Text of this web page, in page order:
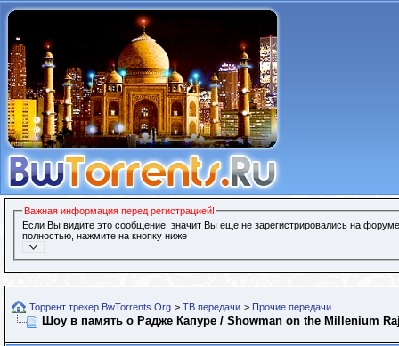
Важная информация перед регистрацией!
Если Вы видите это сообщение, значит Вы еще не зарегистрировались на
полностью, нажмите на кнопку ниже
Торрент трекер BwTorrents.Org > ТВ передачи > Прочие передачи
Шоу в память о Радже Капуре / Showman on the Millenium